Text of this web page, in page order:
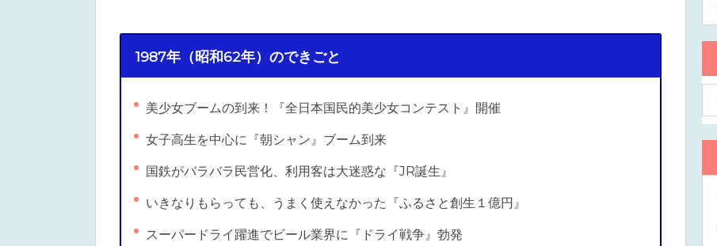
1987年（昭和62年）のできごと
美少女ブームの到来！『全日本国民的美少女コンテスト』開催
女子高生を中心に『朝シャン』ブーム到来
国鉄がバラバラ民営化、利用客は大迷惑な『JR誕生』
いきなりもらっても、うまく使えなかった『ふるさと創生１億円』
スーパードライ躍進でビール業界に『ドライ戦争』勃発